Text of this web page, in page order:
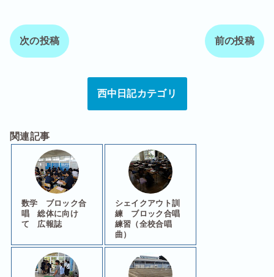
次の投稿 前の投稿
西中日記カテゴリ
関連記事
数学 ブロック合
唱 総体に向け
て 広報誌
シェイクアウト訓
練 ブロック合唱
練習（全校合唱
曲）